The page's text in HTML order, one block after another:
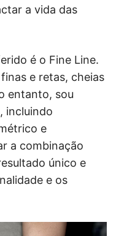
a vida das
é o Fine Line.
e retas, cheias
entanto, sou
incluindo
e
a combinação
único e
e os